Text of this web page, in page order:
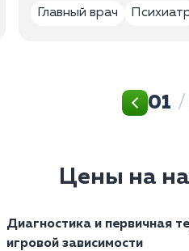
Главный врач
01 /
Цены на
Диагностика и первичная
игровой зависимости